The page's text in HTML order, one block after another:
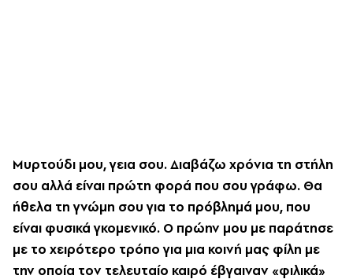
Μυρτούδι μου, γεια σου. Διαβάζω χρόνια τη στήλη
σου αλλά είναι πρώτη φορά που σου γράφω. Θα
ήθελα τη γνώμη σου για το πρόβλημά μου, που
είναι φυσικά γκομενικό. Ο πρώην μου με παράτησε
με το χειρότερο τρόπο για μια κοινή μας φίλη με
την οποία τον τελευταίο καιρό έβγαιναν «φιλικά»